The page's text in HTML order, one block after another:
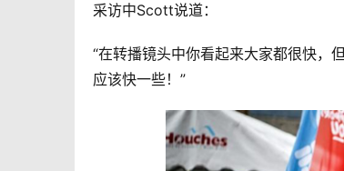
采访中Scott说道：
“在转播镜头中你看起来大家都很快，
应该快一些！”